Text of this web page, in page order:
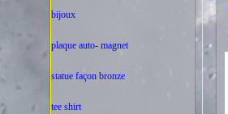
bijoux
plaque auto- magnet
statue façon bronze
tee shirt